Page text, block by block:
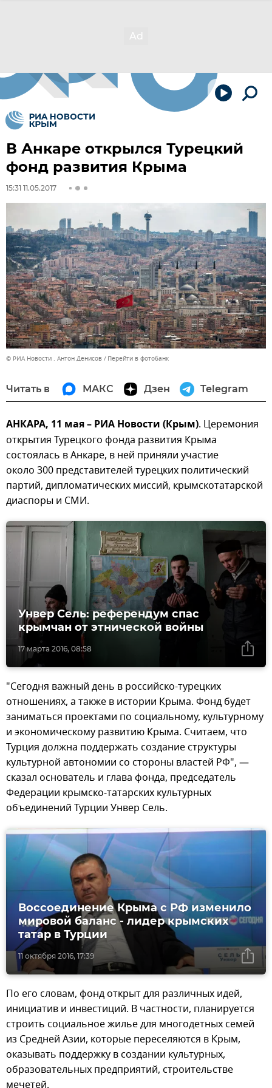
В Анкаре открылся Турецкий
фонд развития Крыма
15:31 11.05.2017
© РИА Новости . Антон Денисов Перейти в фотобанк
Читать в МАКС Дзен Telegram
АНКАРА, 11 мая – РИА Новости (Крым). Церемония
открытия Турецкого фонда развития Крыма
состоялась в Анкаре, в ней приняли участие
около 300 представителей турецких политический
партий, дипломатических миссий, крымскотатарской
диаспоры и СМИ.
17 марта 2016, 08:58
Унвер Сель: референдум спас
крымчан от этнической войны
"Сегодня важный день в российско-турецких
отношениях, а также в истории Крыма. Фонд будет
заниматься проектами по социальному, культурному
и экономическому развитию Крыма. Считаем, что
Турция должна поддержать создание структуры
культурной автономии со стороны властей РФ", —
сказал основатель и глава фонда, председатель
Федерации крымско-татарских культурных
объединений Турции Унвер Сель.
11 октября 2016, 17:39
Воссоединение Крыма с РФ изменило
мировой баланс - лидер крымских
татар в Турции
По его словам, фонд открыт для различных идей,
инициатив и инвестиций. В частности, планируется
строить социальное жилье для многодетных семей
из Средней Азии, которые переселяются в Крым,
оказывать поддержку в создании культурных,
образовательных предприятий, строительстве
мечетей.